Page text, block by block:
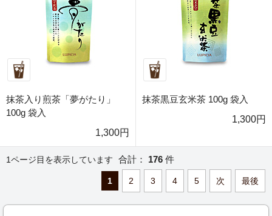
抹茶入り煎茶「夢がたり」
100g 袋入
1,300円
抹茶黒豆玄米茶 100g 袋入
1,300円
1ページ目を表示しています 合計： 176 件
1 2 3 4 5 次 最後